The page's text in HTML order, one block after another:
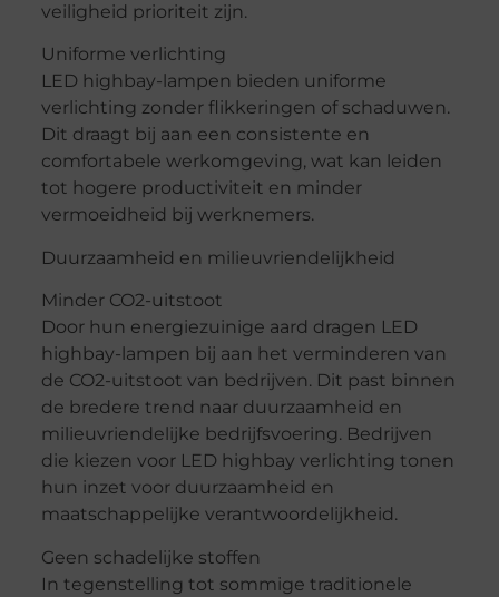
veiligheid prioriteit zijn.
Uniforme verlichting
LED highbay-lampen bieden uniforme
verlichting zonder flikkeringen of schaduwen.
Dit draagt bij aan een consistente en
comfortabele werkomgeving, wat kan leiden
tot hogere productiviteit en minder
vermoeidheid bij werknemers.
Duurzaamheid en milieuvriendelijkheid
Minder CO2-uitstoot
Door hun energiezuinige aard dragen LED
highbay-lampen bij aan het verminderen van
de CO2-uitstoot van bedrijven. Dit past binnen
de bredere trend naar duurzaamheid en
milieuvriendelijke bedrijfsvoering. Bedrijven
die kiezen voor LED highbay verlichting tonen
hun inzet voor duurzaamheid en
maatschappelijke verantwoordelijkheid.
Geen schadelijke stoffen
In tegenstelling tot sommige traditionele